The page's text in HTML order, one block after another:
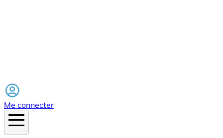
Me connecter